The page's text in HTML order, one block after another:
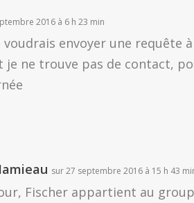
2016 à 6 h 23 min
envoyer une requête
je ne trouve pas de contact,
sur 27 septembre 2016 à 15 h 43
Fischer appartient au